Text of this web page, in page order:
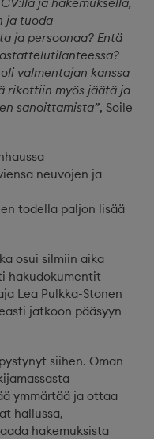
ja tuoda
ja persoonaa? Entä
valmentajan kanssa
rikottiin myös jäätä ja
sanoittamista”, Soile
neuvojen ja
todella paljon lisää
osui silmiin aika
hakudokumentit
Lea Pulkka-Stonen
jatkoon pääsyyn
siihen. Oman
ymmärtää ja ottaa
hallussa,
hakemuksista